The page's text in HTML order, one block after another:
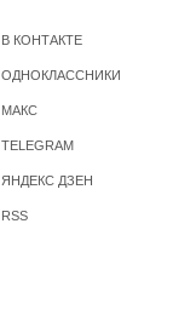
В КОНТАКТЕ
ОДНОКЛАССНИКИ
МАКС
TELEGRAM
ЯНДЕКС ДЗЕН
RSS